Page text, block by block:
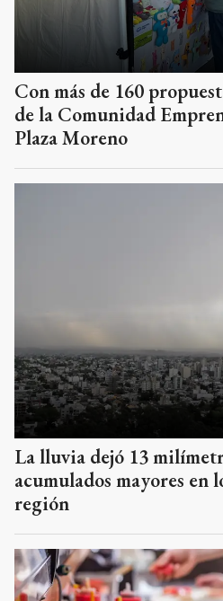
Con más de 160
de la Comunidad
Plaza Moreno
La lluvia dejó 13
acumulados mayores en
región